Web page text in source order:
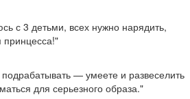
с 3 детьми, всех нужно нарядить,
принцесса!"
— умеете и развеселить
для серьезного образа."